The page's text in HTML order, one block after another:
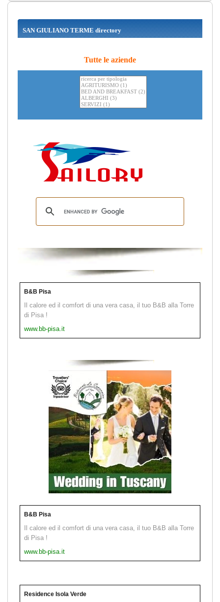
SAN GIULIANO TERME directory
Tutte le aziende
B&B Pisa
Il calore ed il comfort di una vera casa, il tuo B&B alla Torre
di Pisa !
www.bb-pisa.it
B&B Pisa
Il calore ed il comfort di una vera casa, il tuo B&B alla Torre
di Pisa !
www.bb-pisa.it
Residence Isola Verde